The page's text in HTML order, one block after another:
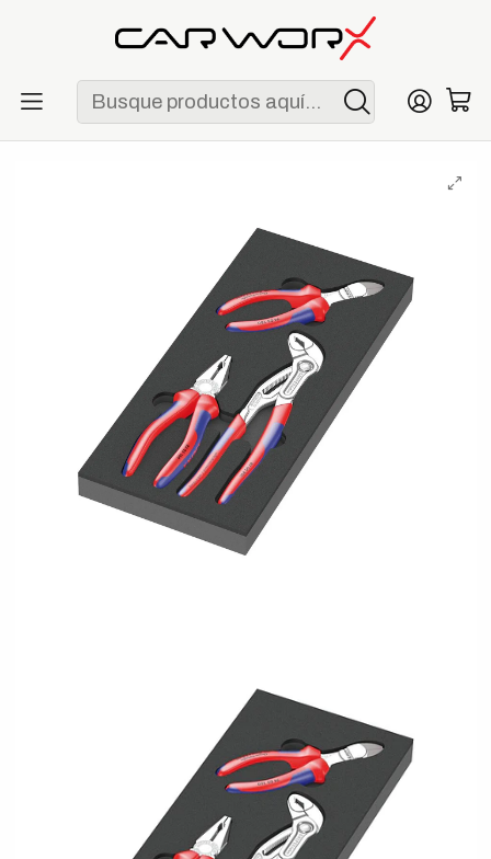
ENVÍO GRATIS POR COMPRAS MAYORES A S/ 250
Organización y almacenamiento
Wera 9880 Bandeja de Espuma para Juego de Tenazas
KNIPEX Set 1